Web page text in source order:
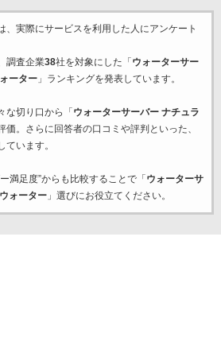
、実際にサービスを利用した 人にアンケート
調査企業38社を対象にした「 ウォーターサー
ーター」ランキングを発表しています。
な切り口から「 ウォーターサーバー ナチュラ
価。さらに回答者の口コミや評判といった、
います。
満足度”からも比較することで「 ウォーターサ
ォーター」選びにお役立てください。